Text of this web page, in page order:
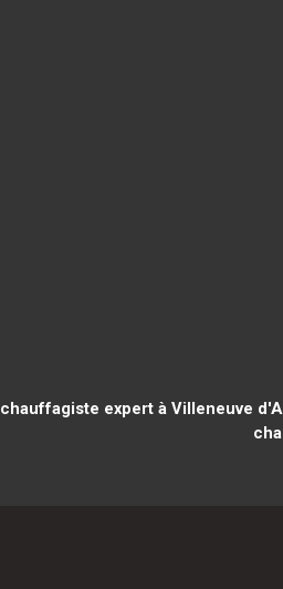
chauffagiste expert à Villeneuve